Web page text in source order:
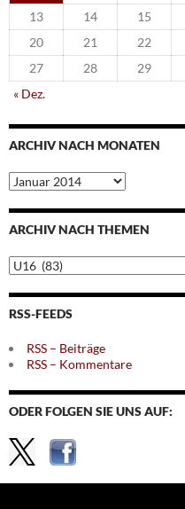
13
14 15
20
21 22
27
28 29
« Dez.
ARCHIV NACH MONATEN
Archiv
nach
Monaten
ARCHIV NACH THEMEN
Archiv
nach
Themen
RSS-FEEDS
RSS – Beiträge
RSS – Kommentare
ODER FOLGEN SIE UNS AUF: